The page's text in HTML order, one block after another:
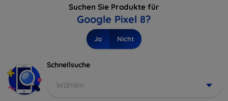
Suchen Sie Produkte für
Google Pixel 8?
Ja Nicht
Schnellsuche
Wählen